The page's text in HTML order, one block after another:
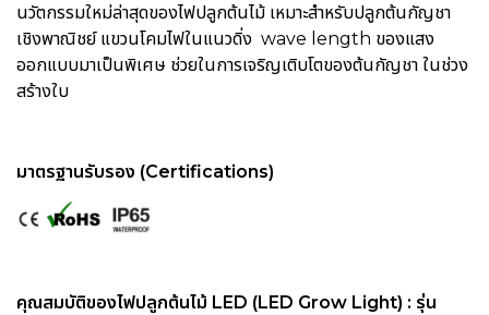
นวัตกรรมใหม่ล่าสุดของไฟปลูกต้นไม้ เหมาะสำหรับปลูกต้นกัญชา
เชิงพาณิชย์ แขวนโคมไฟในแนวดิ่ง wave length ของแสง
ออกแบบมาเป็นพิเศษ ช่วยในการเจริญเติบโตของต้นกัญชา ในช่วง
สร้างใบ
มาตรฐานรับรอง (Certifications)
คุณสมบัติของไฟปลูกต้นไม้ LED (LED Grow Light) : รุ่น